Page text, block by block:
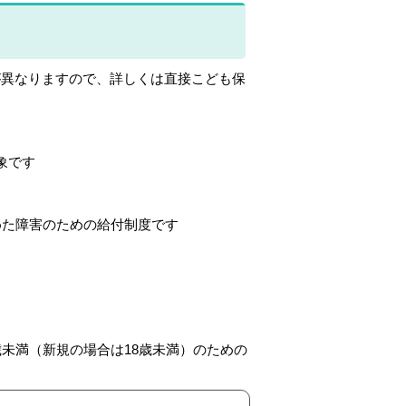
なりますので、詳しくは直接こども保
です
障害のための給付制度です
満（新規の場合は18歳未満）のための